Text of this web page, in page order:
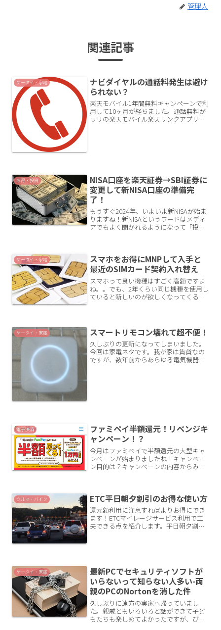
管理人
関連記事
ケータイ・家電
ナビダイヤルの通話料発生は避け
られない？
楽天モバイル1年間無料キャンペーンで利
用して10ヶ月が経ちました。通話無料が
ウリの楽天モバイル楽天リンクアプリか
お得・投資
NISA口座を楽天証券→SBI証券に
変更して新NISA口座の準備完
了！
もうすぐ2024年、いよいよ新NISAが始ま
りますね！新NISAというワードはメディ
アでもよく聞かれるようになって「投
券...
ケータイ・家電
スマホをお得にMNPして入手と
最近のSIMカード契約入れ替え
スマホって良い機種はすごく高額ですよ
ね。。でも、2年くらい同じ機種を使用し
ていると新しいのが欲しくなってくるも
水の泡ですね。ここ...
ケータイ・家電 スマートリモコン壊れて超不便！
久しぶりの更新になってしまいました。
今回は家電ネタです。我が家は賃貸なの
ですが、数年前からあらゆる電気機器を
電子決済
ファミペイ半額還元！リベンジキ
ャンペーン！？
今月はファミペイで半額還元の大型キャ
ンペーンが始まりましたね！キャンペー
ン目的は？キャンペーンの内容からみて
覇権争いを繰り広げて...
クルマ・バイク ETC平日朝夕割引のお得な使い方
還元額利用に注意すればよりお得にでき
ます！ETCマイレージサービス利用で工
夫できる点を紹介します。平日朝夕割引
ケータイ・家電
最新PCでセキュリティソフトが
いらないって知らない人多い-両
親のPCのNortonを消した件
久しぶりに遠方の実家へ帰っていまし
た。親戚ともいろいろと話ができて子ど
もたちも楽しめてよかったですが、びっ